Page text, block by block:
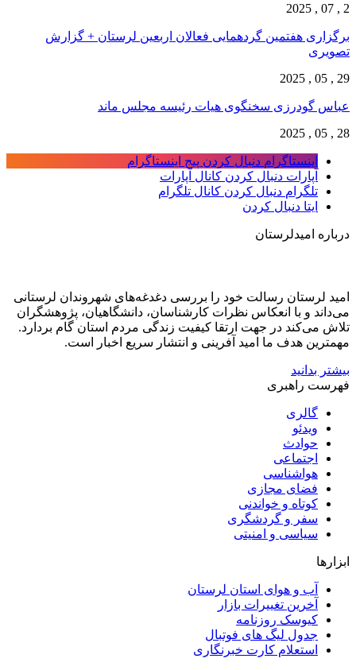
2 , 07 , 2025
برگزاری هفتمین گردهمایی فعالان اربعین لرستان + گزارش
تصویری
29 , 05 , 2025
عباس گودرزی سخنگوی هیات رئیسه مجلس ماند
28 , 05 , 2025
اینستاگرام دنبال کردن پیج اینستاگرام
آپارات دنبال کردن کانال آپارات
تلگرام دنبال کردن کانال تلگرام
ایتا دنبال کردن
درباره امیدلرستان
امید لرستان رسالت خود را بررسی دغدغه‌های شهروندان لرستانی
می‌داند و با انعکاس نظرات کارشناسان، دانشگاهیان، پژوهشگران
تلاش می‌کند در جهت ارتقا کیفیت زندگی مردم استان گام بردارد.
مهمترین هدف ما امید آفرینی و انتشار سریع اخبار است.
بیشتر بدانید
فهرست راهبری
گالری
ویدئو
حوادث
اجتماعی
هواشناسی
فضای مجازی
کوتاه و خواندنی
سفر و گردشگری
سیاسی و امنیتی
ابزارها
آب و هوای استان لرستان
آخرین تغییرات بازار
کیوسک روزنامه
جدول لیگ های فوتبال
استعلام کارت خبرنگاری